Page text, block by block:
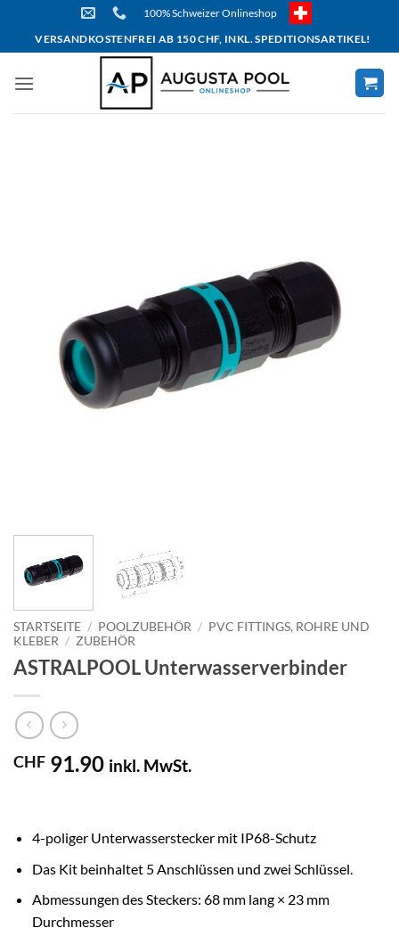
content
100% Schweizer Onlineshop
VERSANDKOSTENFREI AB 150 CHF, INKL. SPEDITIONSARTIKEL!
STARTSEITE / POOLZUBEHÖR / PVC FITTINGS, ROHRE UND
KLEBER / ZUBEHÖR
ASTRALPOOL Unterwasserverbinder
CHF 91.90 inkl. MwSt.
4-poliger Unterwasserstecker mit IP68-Schutz
Das Kit beinhaltet 5 Anschlüssen und zwei Schlüssel.
Abmessungen des Steckers: 68 mm lang × 23 mm
Durchmesser